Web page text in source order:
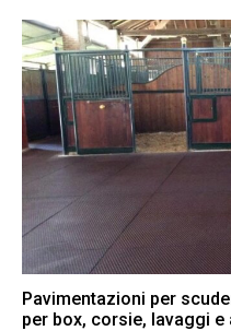
Pavimentazioni per
per box, corsie, lavaggi e